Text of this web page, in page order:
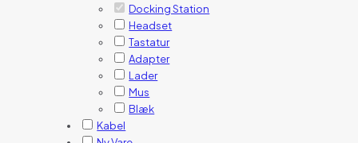
Docking Station
Headset
Tastatur
Adapter
Lader
Mus
Blæk
Kabel